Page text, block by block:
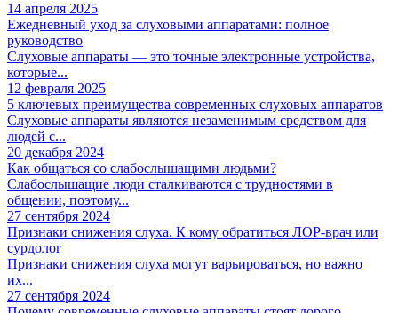
14 апреля 2025
Ежедневный уход за слуховыми аппаратами: полное
руководство
Слуховые аппараты — это точные электронные устройства,
которые...
12 февраля 2025
5 ключевых преимущества современных слуховых аппаратов
Слуховые аппараты являются незаменимым средством для
людей с...
20 декабря 2024
Как общаться со слабослышащими людьми?
Слабослышащие люди сталкиваются с трудностями в
общении, поэтому...
27 сентября 2024
Признаки снижения слуха. К кому обратиться ЛОР-врач или
сурдолог
Признаки снижения слуха могут варьироваться, но важно
их...
27 сентября 2024